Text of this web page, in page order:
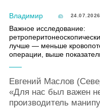
Владимир 24.07.2026
Важное исследование:
лучше — меньше
операции, выше
Евгений Маслов
«Для нас был важен
производитель